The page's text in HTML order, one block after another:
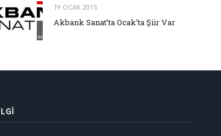
19 OCAK 2015
Akbank Sanat’ta Ocak’ta Şiir Var